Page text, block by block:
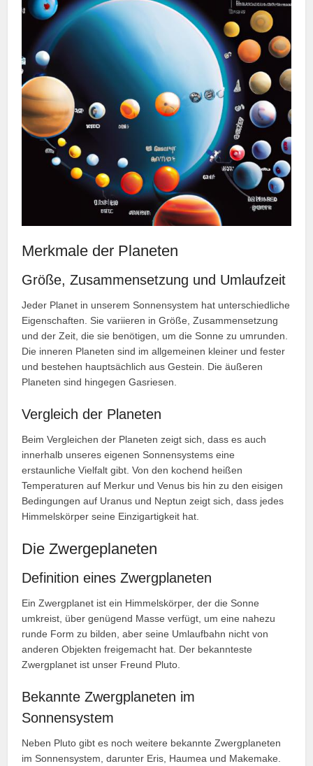
Merkmale der Planeten
Größe, Zusammensetzung und Umlaufzeit
Jeder Planet in unserem Sonnensystem hat unterschiedliche
Eigenschaften. Sie variieren in Größe, Zusammensetzung
und der Zeit, die sie benötigen, um die Sonne zu umrunden.
Die inneren Planeten sind im allgemeinen kleiner und fester
und bestehen hauptsächlich aus Gestein. Die äußeren
Planeten sind hingegen Gasriesen.
Vergleich der Planeten
Beim Vergleichen der Planeten zeigt sich, dass es auch
innerhalb unseres eigenen Sonnensystems eine
erstaunliche Vielfalt gibt. Von den kochend heißen
Temperaturen auf Merkur und Venus bis hin zu den eisigen
Bedingungen auf Uranus und Neptun zeigt sich, dass jedes
Himmelskörper seine Einzigartigkeit hat.
Die Zwergeplaneten
Definition eines Zwergplaneten
Ein Zwergplanet ist ein Himmelskörper, der die Sonne
umkreist, über genügend Masse verfügt, um eine nahezu
runde Form zu bilden, aber seine Umlaufbahn nicht von
anderen Objekten freigemacht hat. Der bekannteste
Zwergplanet ist unser Freund Pluto.
Bekannte Zwergplaneten im
Sonnensystem
Neben Pluto gibt es noch weitere bekannte Zwergplaneten
im Sonnensystem, darunter Eris, Haumea und Makemake.